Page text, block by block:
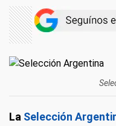
La Selección